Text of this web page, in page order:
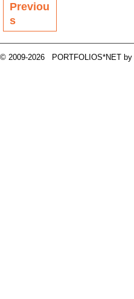
Previou
s
© 2009-2026 PORTFOLIOS*NET by